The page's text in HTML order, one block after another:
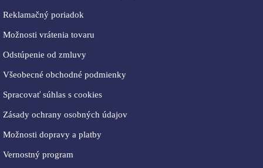
Reklamačný poriadok
Možnosti vrátenia tovaru
Odstúpenie od zmluvy
Všeobecné obchodné podmienky
Spracovať súhlas s cookies
Zásady ochrany osobných údajov
Možnosti dopravy a platby
Vernostný program